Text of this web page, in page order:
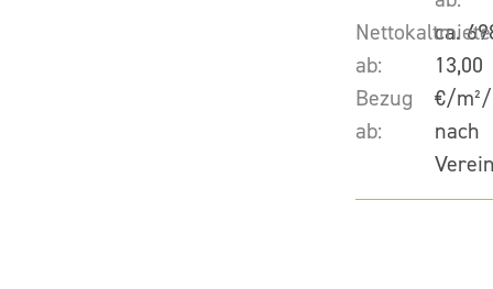
ca.
Nettokaltmiete
ab:
13,00
€/
Bezug
ab:
nach